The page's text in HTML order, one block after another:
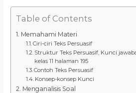
Table of Contents
Memahami Materi
Ciri-ciri Teks Persuasif
Struktur Teks Persuasif, Kunci
kelas 11 halaman 195
Contoh Teks Persuasif
Konsep-konsep Kunci
Menganalisis Soal